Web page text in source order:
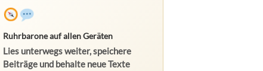
Ruhrbarone auf allen Geräten
Lies unterwegs weiter, speichere
Beiträge und behalte neue Texte